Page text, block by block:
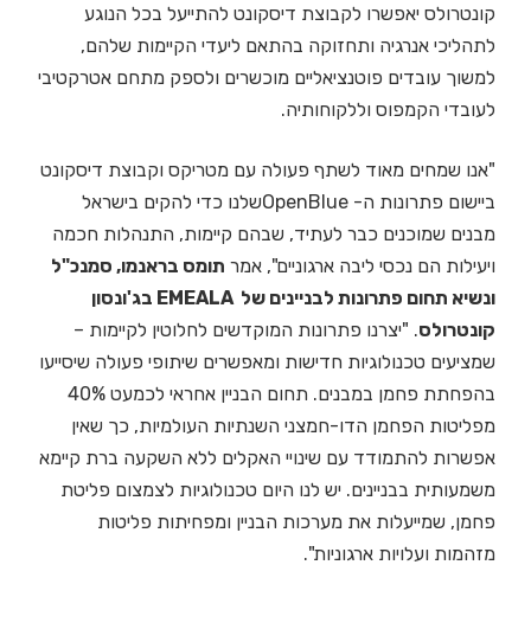
קונטרולס יאפשרו לקבוצת דיסקונט להתייעל בכל הנוגע
לתהליכי אנרגיה ותחזוקה בהתאם ליעדי הקיימות שלהם,
למשוך עובדים פוטנציאליים מוכשרים ולספק מתחם אטרקטיבי
לעובדי הקמפוס וללקוחותיה.
"אנו שמחים מאוד לשתף פעולה עם מטריקס וקבוצת דיסקונט
ביישום פתרונות ה- OpenBlueשלנו כדי להקים בישראל
מבנים שמוכנים כבר לעתיד, שבהם קיימות, התנהלות חכמה
ויעילות הם נכסי ליבה ארגוניים", אמר תומס בראנמו, סמנכ"ל
ונשיא תחום פתרונות לבניינים של EMEALA בג'ונסון
קונטרולס. "יצרנו פתרונות המוקדשים לחלוטין לקיימות –
שמציעים טכנולוגיות חדישות ומאפשרים שיתופי פעולה שיסייעו
בהפחתת פחמן במבנים. תחום הבניין אחראי לכמעט 40%
מפליטות הפחמן הדו-חמצני השנתיות העולמיות, כך שאין
אפשרות להתמודד עם שינויי האקלים ללא השקעה ברת קיימא
משמעותית בבניינים. יש לנו היום טכנולוגיות לצמצום פליטת
פחמן, שמייעלות את מערכות הבניין ומפחיתות פליטות
מזהמות ועלויות ארגוניות".